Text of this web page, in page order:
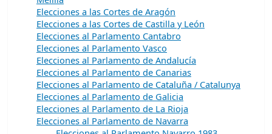
Elecciones a las Cortes de Aragón
Elecciones a las Cortes de Castilla y León
Elecciones al Parlamento Cantabro
Elecciones al Parlamento Vasco
Elecciones al Parlamento de Andalucía
Elecciones al Parlamento de Canarias
Elecciones al Parlamento de Cataluña / Catalunya
Elecciones al Parlamento de Galicia
Elecciones al Parlamento de La Rioja
Elecciones al Parlamento de Navarra